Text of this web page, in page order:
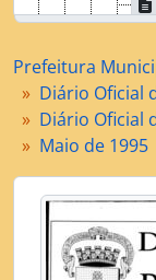
Prefeitura
Diário Oficial
Diário Oficial
Maio de 1995